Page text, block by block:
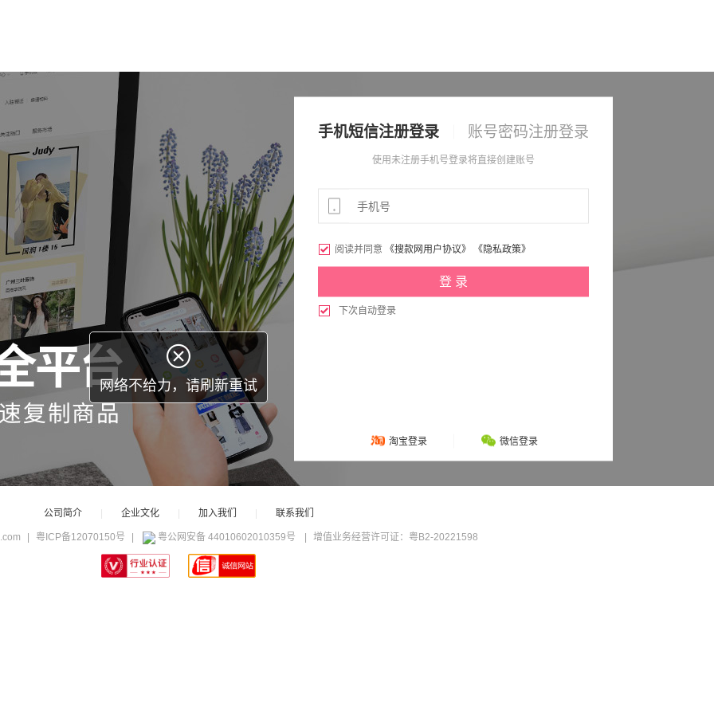
手机短信注册登录 账号密码注册登录
使用未注册手机号登录将直接创建账号
 阅读并同意 《搜款网用户协议》 《隐私政策》
 下次自动登录
淘宝登录 微信登录
公司简介 企业文化 加入我们 联系我们
粤ICP备12070150号 粤公网安备 44010602010359号 增值业务经营许可证：粤B2-20221598

网络不给力，请刷新重试